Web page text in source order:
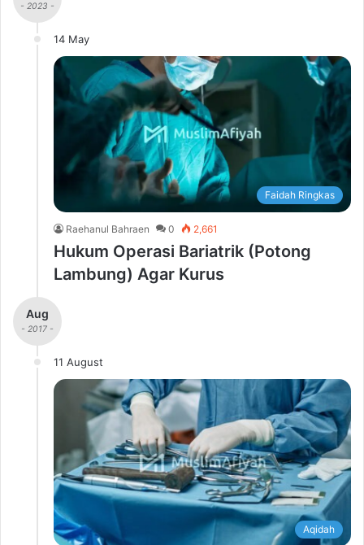
- 2023 -
14 May
Faidah Ringkas
Raehanul Bahraen 0 2,661
Hukum Operasi Bariatrik (Potong
Lambung) Agar Kurus
Aug
- 2017 -
11 August
Aqidah